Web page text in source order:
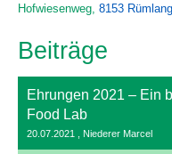
Hofwiesenweg, 8153 Rümlang
Beiträge
Ehrungen 2021 – Ein
Food Lab
20.07.2021 , Niederer Marcel